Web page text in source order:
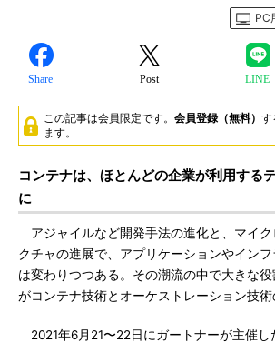
PC
Share Post LINE
この記事は会員限定です。 会員登録（無料） す
ます。
コンテナは、ほとんどの企業が利用する
に
アジャイルなど開発手法の進化と、マイク
クチャの進展で、アプリケーションやイン
は変わりつつある。その潮流の中で大きな
がコンテナ技術とオーケストレーション技術
2021年6月21〜22日にガートナーが主催し